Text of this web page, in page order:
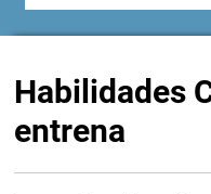
Habilidades
entrena